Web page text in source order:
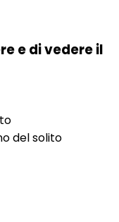
e di vedere il
del solito